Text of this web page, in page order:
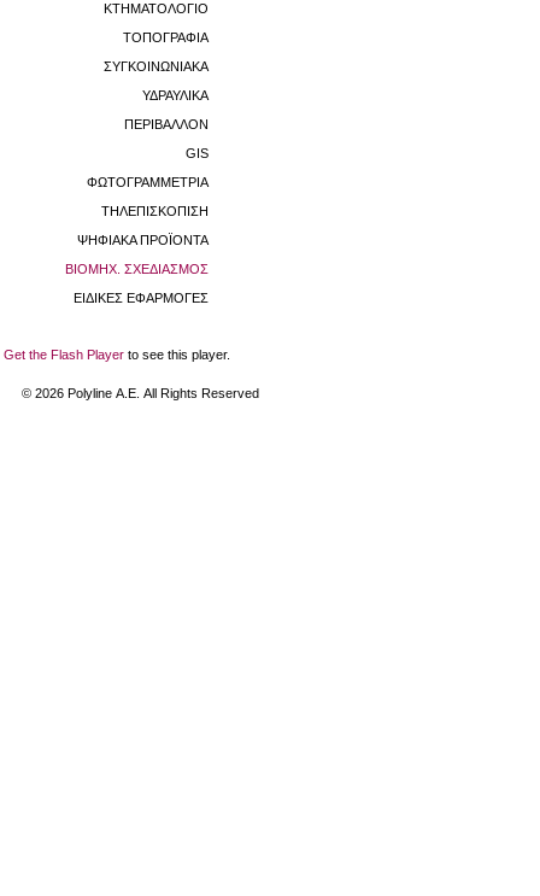
ΚΤΗΜΑΤΟΛΟΓΙΟ
ΤΟΠΟΓΡΑΦΙΑ
ΣΥΓΚΟΙΝΩΝΙΑΚΑ
ΥΔΡΑΥΛΙΚΑ
ΠΕΡΙΒΑΛΛΟΝ
GIS
ΦΩΤΟΓΡΑΜΜΕΤΡΙΑ
ΤΗΛΕΠΙΣΚΟΠΙΣΗ
ΨΗΦΙΑΚΑ ΠΡΟΪΟΝΤΑ
ΒΙΟΜHX. ΣΧΕΔΙΑΣΜΟΣ
ΕΙΔΙΚΕΣ ΕΦΑΡΜΟΓΕΣ
Get the Flash Player to see this player.
© 2026 Polyline Α.Ε. All Rights Reserved